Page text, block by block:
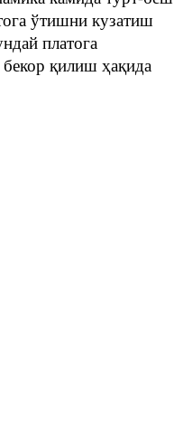
ўтишни кузатиш
платога
қилиш ҳақида